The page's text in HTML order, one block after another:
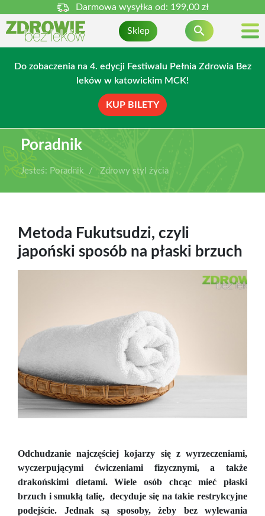
Darmowa wysyłka od: 199,00 zł
Sklep 
Do zobaczenia na 4. edycji Festiwalu Pełnia Zdrowia Bez
leków w katowickim MCK!
KUP BILETY
Poradnik
Jesteś: Poradnik Zdrowy styl życia
Metoda Fukutsudzi, czyli
japoński sposób na płaski brzuch
Odchudzanie najczęściej kojarzy się z wyrzeczeniami,
wyczerpującymi ćwiczeniami fizycznymi, a także
drakońskimi dietami. Wiele osób chcąc mieć płaski
brzuch i smukłą talię, decyduje się na takie restrykcyjne
podejście. Jednak są sposoby, żeby bez wylewania